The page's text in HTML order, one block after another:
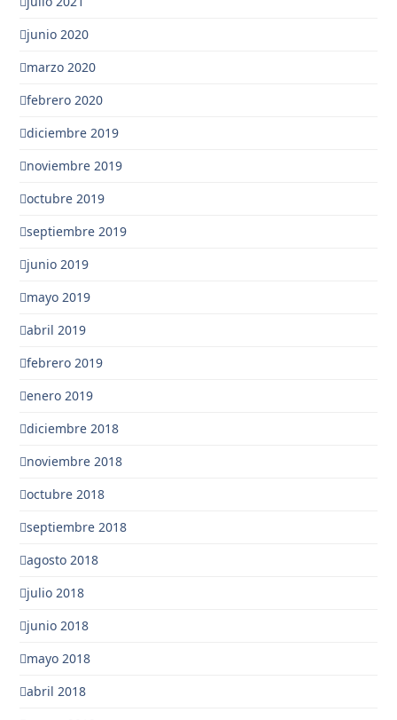
junio 2020
marzo 2020
febrero 2020
diciembre 2019
noviembre 2019
octubre 2019
septiembre 2019
junio 2019
mayo 2019
abril 2019
febrero 2019
enero 2019
diciembre 2018
noviembre 2018
octubre 2018
septiembre 2018
agosto 2018
julio 2018
junio 2018
mayo 2018
abril 2018